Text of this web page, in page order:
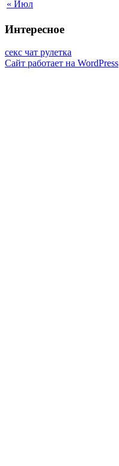
« Июл
Интересное
секс чат рулетка
Сайт работает на WordPress